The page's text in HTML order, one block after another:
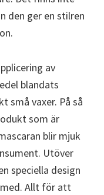
den ger en stilren
av
blandats
små vaxer. På så
som är
blir mjuk
Utöver
speciella design
Allt för att